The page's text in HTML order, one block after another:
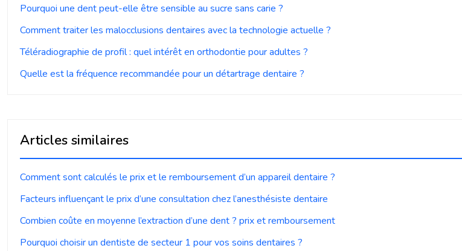
Pourquoi une dent peut-elle être sensible au sucre sans carie ?
Comment traiter les malocclusions dentaires avec la technologie actuelle ?
Téléradiographie de profil : quel intérêt en orthodontie pour adultes ?
Quelle est la fréquence recommandée pour un détartrage dentaire ?
Articles similaires
Comment sont calculés le prix et le remboursement d’un appareil dentaire ?
Facteurs influençant le prix d’une consultation chez l’anesthésiste dentaire
Combien coûte en moyenne l’extraction d’une dent ? prix et remboursement
Pourquoi choisir un dentiste de secteur 1 pour vos soins dentaires ?